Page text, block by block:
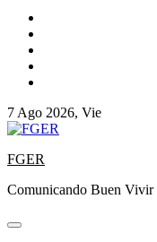
7 Ago 2026, Vie
FGER
Comunicando Buen Vivir